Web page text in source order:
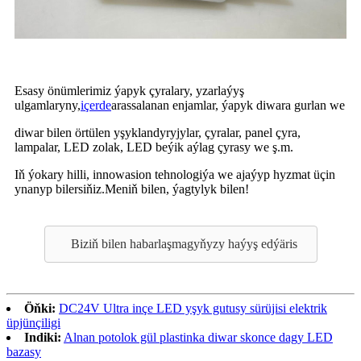
Esasy önümlerimiz ýapyk çyralary, yzarlaýyş
ulgamlaryny,içerdearassalanan enjamlar, ýapyk diwara gurlan we
diwar bilen örtülen yşyklandyryjylar, çyralar, panel çyra,
lampalar, LED zolak, LED beýik aýlag çyrasy we ş.m.
Iň ýokary hilli, innowasion tehnologiýa we ajaýyp hyzmat üçin
ynanyp bilersiňiz.Meniň bilen, ýagtylyk bilen!
Biziň bilen habarlaşmagyňyzy haýyş edýäris
Öňki: DC24V Ultra inçe LED yşyk gutusy sürüjisi elektrik
üpjünçiligi
Indiki: Alnan potolok gül plastinka diwar skonce dagy LED
bazasy